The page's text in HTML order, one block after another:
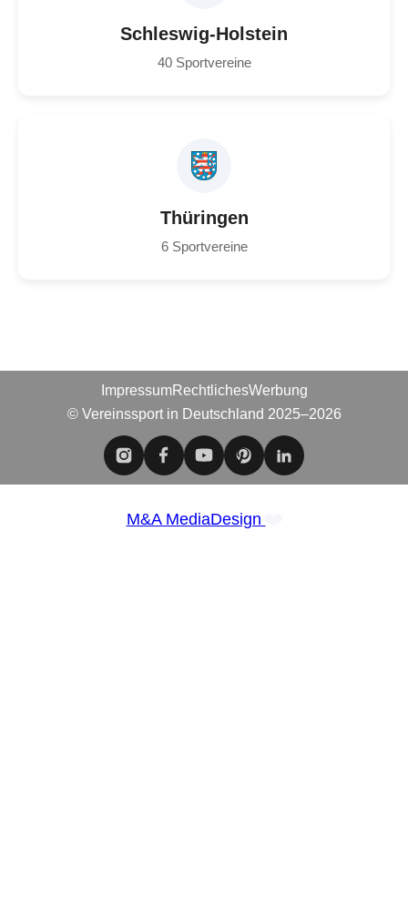
Schleswig-Holstein
40 Sportvereine
Thüringen
6 Sportvereine
ImpressumRechtlichesWerbung
© Vereinssport in Deutschland 2025–2026
M&A MediaDesign